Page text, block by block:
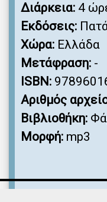
Διάρκεια: 4
Εκδόσεις:
Χώρα: Ελλάδα
Μετάφραση: -
ISBN:
Αριθμός
Βιβλιοθήκη:
Μορφή: mp3